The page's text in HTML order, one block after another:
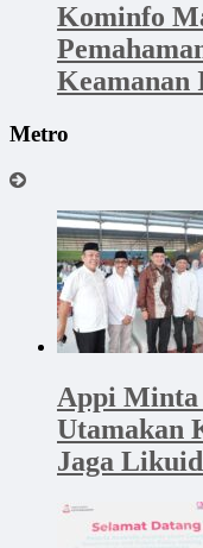
Kominfo
Keamanan
Metro
Appi Minta
Utamakan
Jaga